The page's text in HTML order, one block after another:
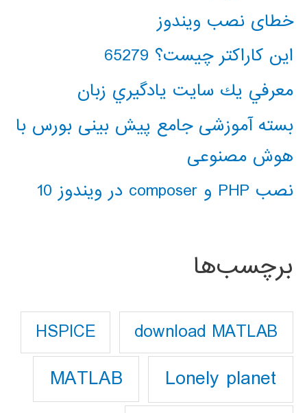
خطای نصب ویندوز
این کاراکتر چیست؟ 65279
معرفي يك سايت يادگيري زبان
بسته آموزشی جامع پیش بینی بورس با
هوش مصنوعی
نصب PHP و composer در ویندوز 10
برچسب‌ها
download MATLAB
HSPICE
Lonely planet
MATLAB